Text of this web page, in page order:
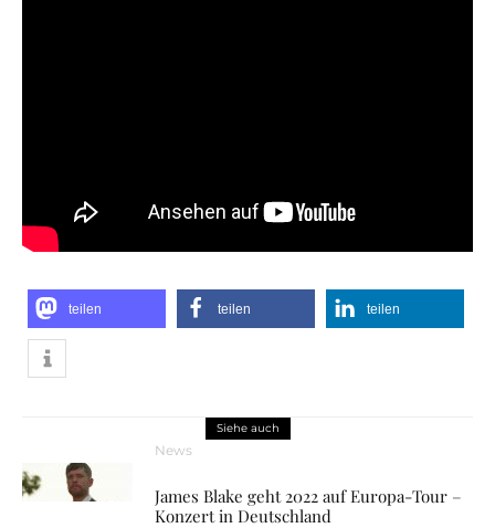
teilen teilen teilen
Siehe auch
News
James Blake geht 2022 auf Europa-Tour –
Konzert in Deutschland